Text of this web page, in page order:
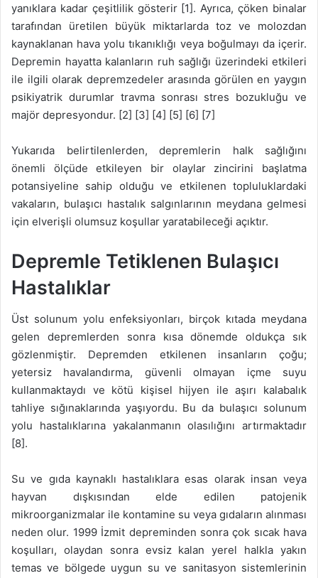
yanıklara kadar çeşitlilik gösterir [1]. Ayrıca, çöken binalar
tarafından üretilen büyük miktarlarda toz ve molozdan
kaynaklanan hava yolu tıkanıklığı veya boğulmayı da içerir.
Depremin hayatta kalanların ruh sağlığı üzerindeki etkileri
ile ilgili olarak depremzedeler arasında görülen en yaygın
psikiyatrik durumlar travma sonrası stres bozukluğu ve
majör depresyondur. [2] [3] [4] [5] [6] [7]
Yukarıda belirtilenlerden, depremlerin halk sağlığını
önemli ölçüde etkileyen bir olaylar zincirini başlatma
potansiyeline sahip olduğu ve etkilenen topluluklardaki
vakaların, bulaşıcı hastalık salgınlarının meydana gelmesi
için elverişli olumsuz koşullar yaratabileceği açıktır.
Depremle Tetiklenen Bulaşıcı
Hastalıklar
Üst solunum yolu enfeksiyonları, birçok kıtada meydana
gelen depremlerden sonra kısa dönemde oldukça sık
gözlenmiştir. Depremden etkilenen insanların çoğu;
yetersiz havalandırma, güvenli olmayan içme suyu
kullanmaktaydı ve kötü kişisel hijyen ile aşırı kalabalık
tahliye sığınaklarında yaşıyordu. Bu da bulaşıcı solunum
yolu hastalıklarına yakalanmanın olasılığını artırmaktadır
[8].
Su ve gıda kaynaklı hastalıklara esas olarak insan veya
hayvan dışkısından elde edilen patojenik
mikroorganizmalar ile kontamine su veya gıdaların alınması
neden olur. 1999 İzmit depreminden sonra çok sıcak hava
koşulları, olaydan sonra evsiz kalan yerel halkla yakın
temas ve bölgede uygun su ve sanitasyon sistemlerinin